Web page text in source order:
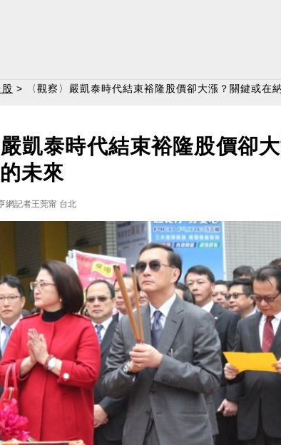
股 > 〈觀察〉嚴凱泰時代結束裕隆股價卻大漲？關鍵或在
嚴凱泰時代結束裕隆股價卻
未來
網記者王莞甯 台北